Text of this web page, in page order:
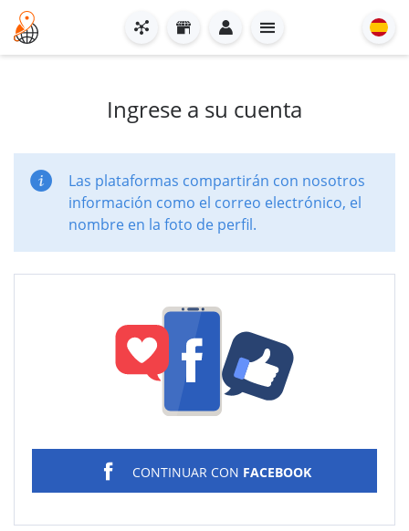
Ingrese a su cuenta
Las plataformas compartirán con nosotros
información como el correo electrónico, el
nombre en la foto de perfil.
CONTINUAR CON FACEBOOK